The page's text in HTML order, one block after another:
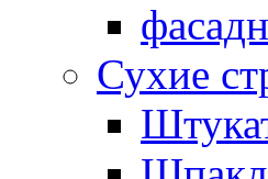
Сухие